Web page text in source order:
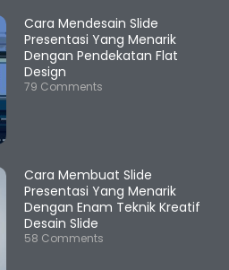
Cara Mendesain Slide
Presentasi Yang Menarik
Dengan Pendekatan Flat
Design
79 Comments
Cara Membuat Slide
Presentasi Yang Menarik
Dengan Enam Teknik Kreatif
Desain Slide
58 Comments